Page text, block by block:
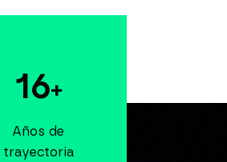
16+
Años de
trayectoria